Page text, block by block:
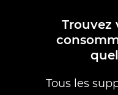
Trouvez
Tous les